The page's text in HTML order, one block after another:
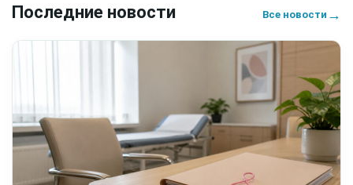
Последние новости Все новости →